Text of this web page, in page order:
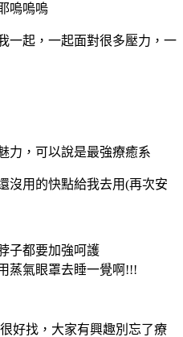
明耶嗚嗚嗚
一起，一起面對很多壓力，一
力，可以說是最強療癒系
沒用的快點給我去用(再次安
子都要加強呵護
用蒸氣眼罩去睡一覺啊!!!
好找，大家有興趣別忘了療